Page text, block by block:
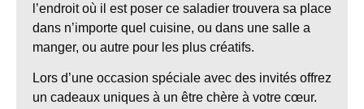
l’endroit où il est poser ce saladier trouvera sa place
dans n’importe quel cuisine, ou dans une salle a
manger, ou autre pour les plus créatifs.
Lors d’une occasion spéciale avec des invités offrez
un cadeaux uniques à un être chère à votre cœur.